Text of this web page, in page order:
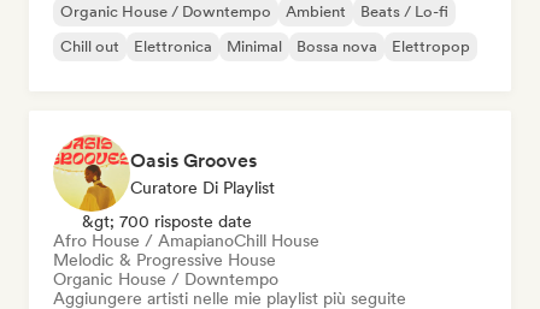
Organic House / Downtempo Ambient
Beats / Lo-fi
Chill out
Elettronica Minimal Bossa nova Elettropop
Oasis Grooves
Curatore Di Playlist
&gt; 700 risposte date
Afro House / AmapianoChill House
Melodic & Progressive House
Organic House / Downtempo
Aggiungere artisti nelle mie playlist più seguite